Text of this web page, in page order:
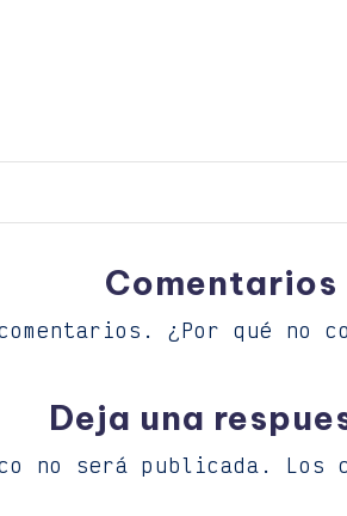
Comentarios
¿Por qué no
Deja una
no será publicada. Los